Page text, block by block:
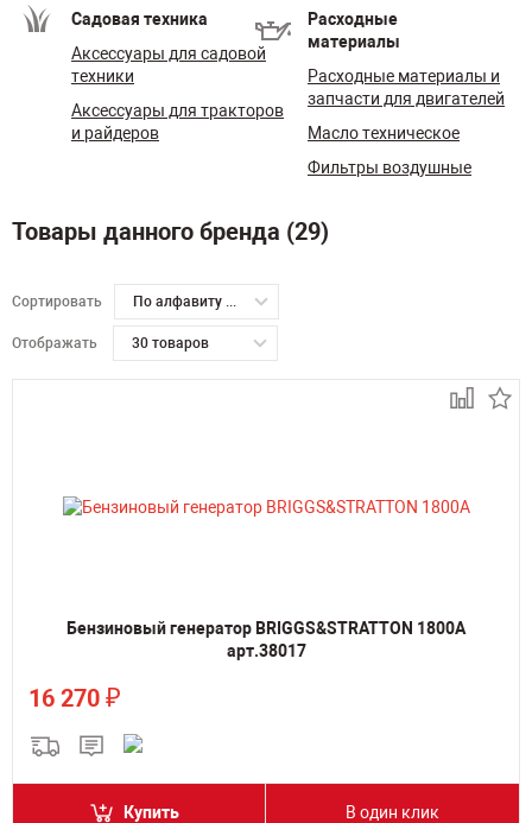
Садовая техника
Аксессуары для садовой
техники
Аксессуары для тракторов
и райдеров
Расходные
материалы
Расходные материалы и
запчасти для двигателей
Масло техническое
Фильтры воздушные
Товары данного бренда (29)
Сортировать По алфавиту А-Я
Отображать 30 товаров
Бензиновый генератор BRIGGS&STRATTON 1800A
арт.38017
16 270 ₽
Купить В один клик